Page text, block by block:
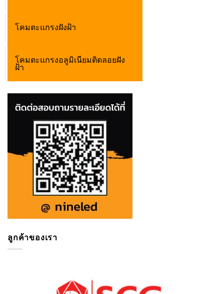
โคมตะแกรงฝังฝ้า
โคมตะแกรงอลูมิเนียมติดลอยฝัง
ฝ้า
ลูกค้าของเรา